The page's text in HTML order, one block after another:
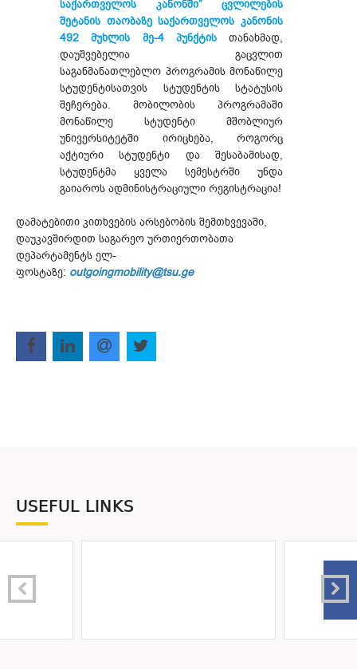
საქართველოს კანონში” ცვლილების
შეტანის თაობაზე საქართველოს კანონის
492 მუხლის მე-4 პუნქტისთანახმად,
დაუშვებელია გაცვლით
საგანმანათლებლო პროგრამის მონაწილე
სტუდენტისათვის სტუდენტის სტატუსის
შეჩერება. მობილობის პროგრამაში
მონაწილე სტუდენტი მშობლიურ
უნივერსიტეტში ირიცხება, როგორც
აქტიური სტუდენტი და შესაბამისად,
სტუდენტმა ყველა სემესტრში უნდა
გაიაროს ადმინისტრაციული რეგისტრაცია!
დამატებითი კითხვების არსებობის შემთხვევაში,
დაუკავშირდით საგარეო ურთიერთობათა
დეპარტამენტს ელ-
ფოსტაზე: outgoingmobility@tsu.ge
USEFUL LINKS